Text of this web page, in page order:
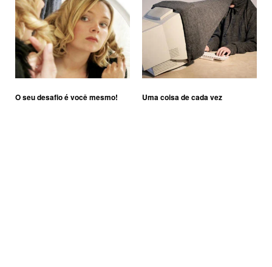
O seu desafio é você mesmo! Uma coisa de cada vez